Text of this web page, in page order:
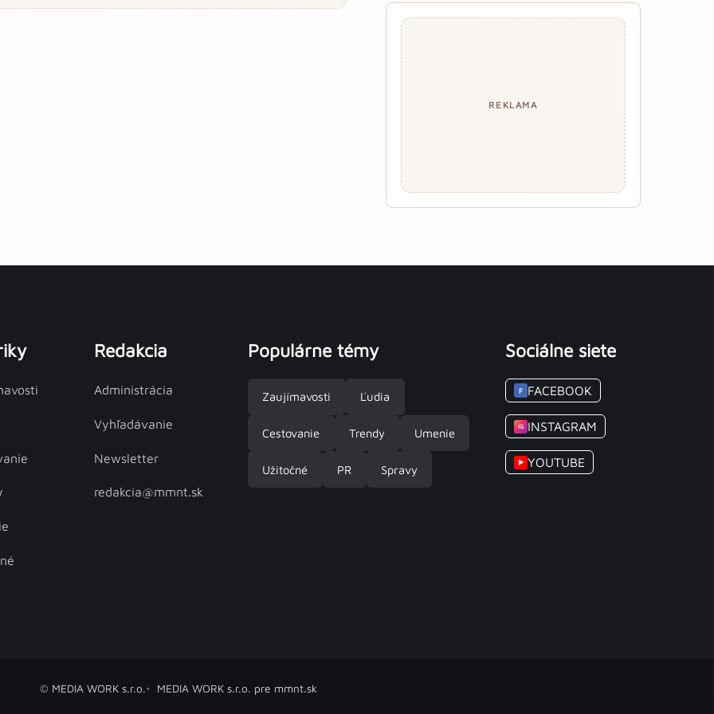
REKLAMA
Redakcia
Administrácia
Vyhľadávanie
Newsletter
redakcia@mmnt.sk
Populárne témy
Zaujímavosti Ľudia
Cestovanie Trendy Umenie
Užitočné PR Spravy
Sociálne siete
F FACEBOOK
IG INSTAGRAM
▶ YOUTUBE
© MEDIA WORK s.r.o. MEDIA WORK s.r.o. pre mmnt.sk